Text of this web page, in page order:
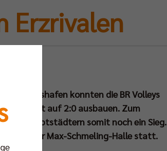
Erzrivalen
konnten die BR Volleys
auf 2:0 ausbauen. Zum
den Hauptstädtern somit noch ein Sieg.
Berliner Max-Schmeling-Halle statt.